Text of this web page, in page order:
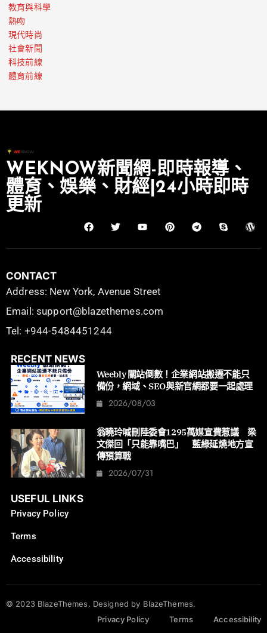
教育與科學
熱吻
現代時尚
社會新聞
科技前線
體育前線
WEKNOW新聞網-即時報導、
體育、娛樂、財經|24小時即時
更新
CONTACT
Address: New York, Avenue Street
Email: support@blazethemes.com
Tel: +944-5484451244
RECENT NEWS
Weebly 關站倒數！企業網站搬遷不能只
備份，網域、SEO與新官網都要一起處理
2026/08/03
翁曉玲喊刪陸委會1295萬媒宣費惹議 梁
文傑回「只能靠嘴巴」 藍綠延燒地方宣
傳預算戰
2026/07/31
USEFUL LINKS
Privacy Policy
Terms
Accessibility
© 2023 BlazeThemes. Designed by BlazeThemes.
Privacy Policy
Terms Accessibility